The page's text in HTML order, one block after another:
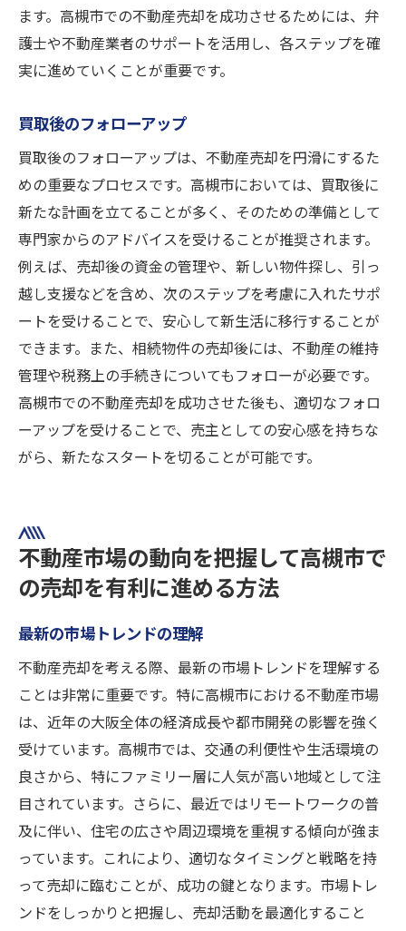
ます。高槻市での不動産売却を成功させるためには、弁
護士や不動産業者のサポートを活用し、各ステップを確
実に進めていくことが重要です。
買取後のフォローアップ
買取後のフォローアップは、不動産売却を円滑にするた
めの重要なプロセスです。高槻市においては、買取後に
新たな計画を立てることが多く、そのための準備として
専門家からのアドバイスを受けることが推奨されます。
例えば、売却後の資金の管理や、新しい物件探し、引っ
越し支援などを含め、次のステップを考慮に入れたサポ
ートを受けることで、安心して新生活に移行することが
できます。また、相続物件の売却後には、不動産の維持
管理や税務上の手続きについてもフォローが必要です。
高槻市での不動産売却を成功させた後も、適切なフォロ
ーアップを受けることで、売主としての安心感を持ちな
がら、新たなスタートを切ることが可能です。
不動産市場の動向を把握して高槻市で
の売却を有利に進める方法
最新の市場トレンドの理解
不動産売却を考える際、最新の市場トレンドを理解する
ことは非常に重要です。特に高槻市における不動産市場
は、近年の大阪全体の経済成長や都市開発の影響を強く
受けています。高槻市では、交通の利便性や生活環境の
良さから、特にファミリー層に人気が高い地域として注
目されています。さらに、最近ではリモートワークの普
及に伴い、住宅の広さや周辺環境を重視する傾向が強ま
っています。これにより、適切なタイミングと戦略を持
って売却に臨むことが、成功の鍵となります。市場トレ
ンドをしっかりと把握し、売却活動を最適化すること